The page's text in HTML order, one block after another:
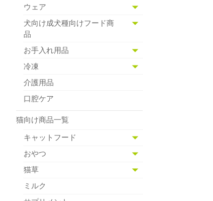
ウェア
犬向け成犬種向けフード商
品
お手入れ用品
冷凍
介護用品
口腔ケア
猫向け商品一覧
キャットフード
おやつ
猫草
ミルク